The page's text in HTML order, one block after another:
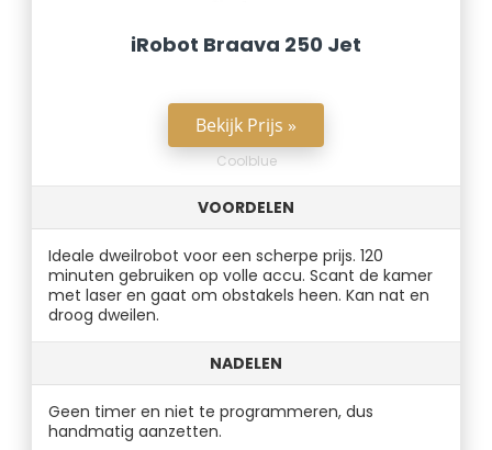
iRobot Braava 250 Jet
Bekijk Prijs »
Coolblue
VOORDELEN
Ideale dweilrobot voor een scherpe prijs. 120
minuten gebruiken op volle accu. Scant de kamer
met laser en gaat om obstakels heen. Kan nat en
droog dweilen.
NADELEN
Geen timer en niet te programmeren, dus
handmatig aanzetten.